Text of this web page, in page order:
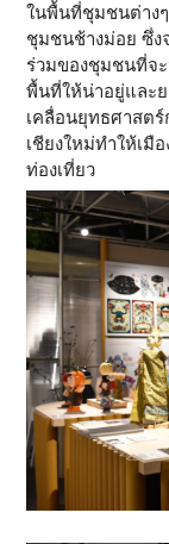
ในพื้นที่ชุมชนต่าง
ชุมชนช้างม่อย ซึ่ง
ร่วมของชุมชนที่จ
พื้นที่ให้น่าอยู่และ
เคลื่อนยุทธศาสตร์
เชียงใหม่ทำให้เมื
ท่องเที่ยว